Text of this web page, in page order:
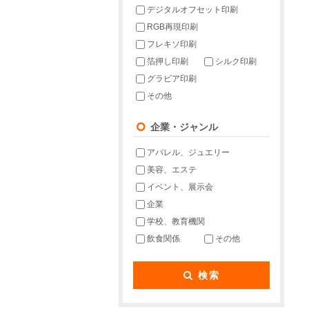
デジタルオフセット印刷
RGB再現印刷
フレキソ印刷
箔押し印刷
シルク印刷
グラビア印刷
その他
企業・ジャンル
アパレル、ジュエリー
美容、エステ
イベント、展示会
企業
学校、教育機関
飲食関係
その他
検索